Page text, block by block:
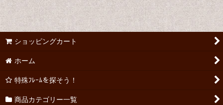
ショッピングカート
ホーム
特殊ﾌﾚｰﾑを探そう！
商品カテゴリー一覧